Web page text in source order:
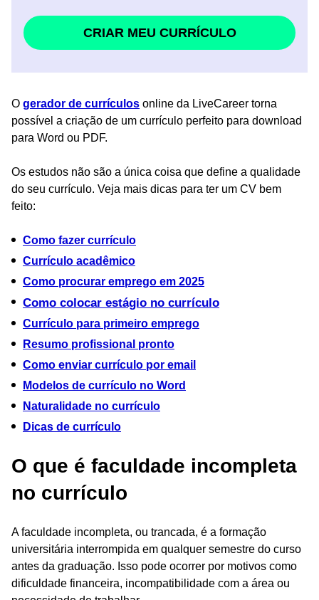
CRIAR MEU CURRÍCULO
O gerador de currículos online da LiveCareer torna
possível a criação de um currículo perfeito para download
para Word ou PDF.
Os estudos não são a única coisa que define a qualidade
do seu currículo. Veja mais dicas para ter um CV bem
feito:
Como fazer currículo
Currículo acadêmico
Como procurar emprego em 2025
Como colocar estágio no currículo
Currículo para primeiro emprego
Resumo profissional pronto
Como enviar currículo por email
Modelos de currículo no Word
Naturalidade no currículo
Dicas de currículo
O que é faculdade incompleta
no currículo
A faculdade incompleta, ou trancada, é a formação
universitária interrompida em qualquer semestre do curso
antes da graduação. Isso pode ocorrer por motivos como
dificuldade financeira, incompatibilidade com a área ou